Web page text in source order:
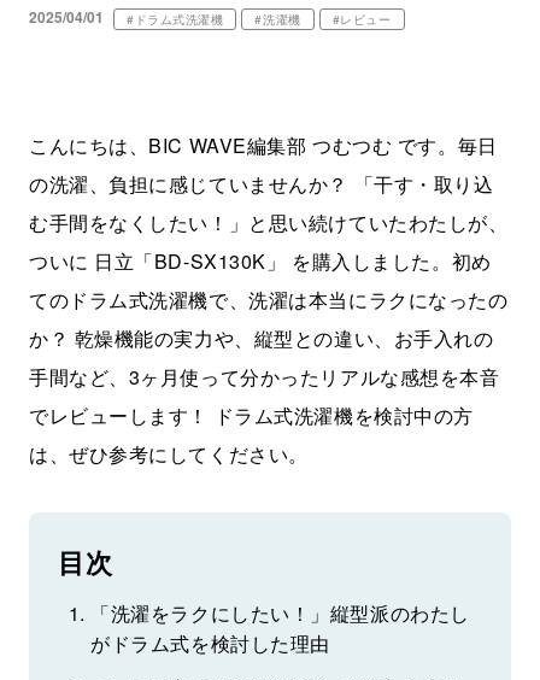
2025/04/01 #ドラム式洗濯機 #洗濯機 #レビュー
こんにちは、BIC WAVE編集部 つむつむ です。毎日
の洗濯、負担に感じていませんか？ 「干す・取り込
む手間をなくしたい！」と思い続けていたわたしが、
ついに 日立「BD-SX130K」 を購入しました。初め
てのドラム式洗濯機で、洗濯は本当にラクになったの
か？ 乾燥機能の実力や、縦型との違い、お手入れの
手間など、3ヶ月使って分かったリアルな感想を本音
でレビューします！ ドラム式洗濯機を検討中の方
は、ぜひ参考にしてください。
目次
「洗濯をラクにしたい！」縦型派のわたし
がドラム式を検討した理由